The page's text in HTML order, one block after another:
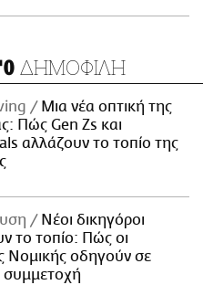
ΔΗΜΟΦΙΛΗ
Μια νέα οπτική της
Πώς Gen Zs και
αλλάζουν το τοπίο της
Νέοι δικηγόροι
το τοπίο: Πώς οι
Νομικής οδηγούν σε
συμμετοχή